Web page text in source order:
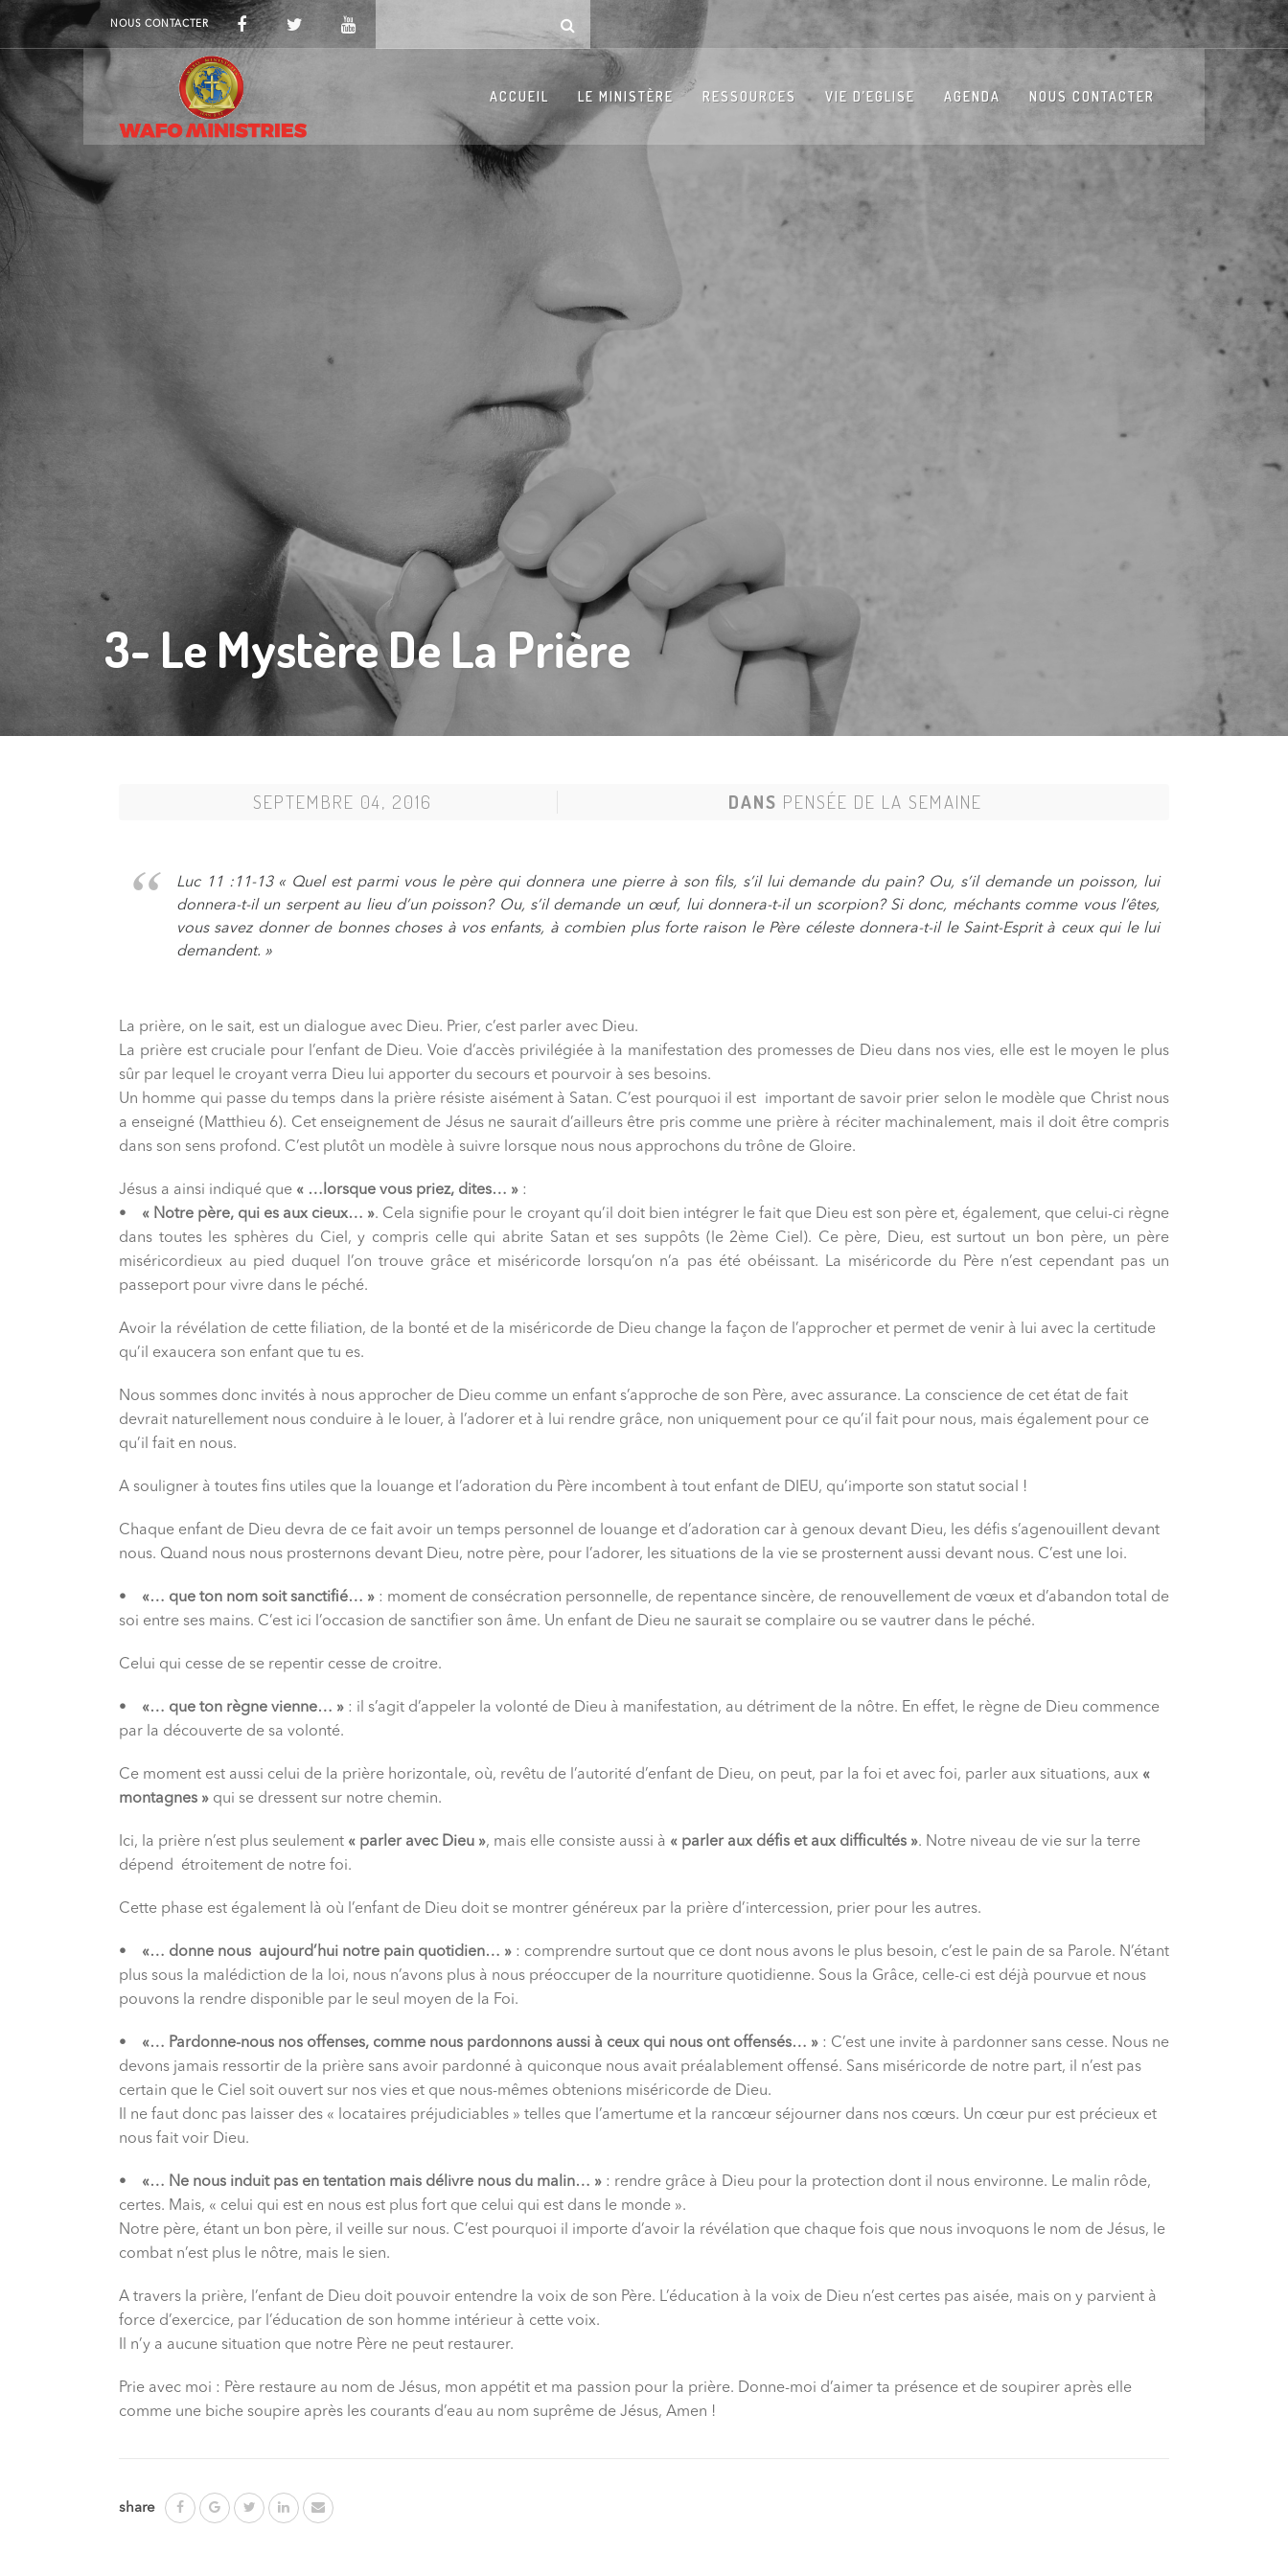
NOUS CONTACTER
ACCUEIL LE MINISTÈRE RESSOURCES VIE D’EGLISE AGENDA NOUS CONTACTER
3- Le Mystère De La Prière
SEPTEMBRE 04, 2016 DANS PENSÉE DE LA SEMAINE
Luc 11 :11-13 « Quel est parmi vous le père qui donnera une pierre à son fils, s’il lui demande du pain? Ou, s’il demande un poisson, lui
donnera-t-il un serpent au lieu d’un poisson? Ou, s’il demande un œuf, lui donnera-t-il un scorpion? Si donc, méchants comme vous l’êtes,
vous savez donner de bonnes choses à vos enfants, à combien plus forte raison le Père céleste donnera-t-il le Saint-Esprit à ceux qui le lui
demandent. »
La prière, on le sait, est un dialogue avec Dieu. Prier, c’est parler avec Dieu.
La prière est cruciale pour l’enfant de Dieu. Voie d’accès privilégiée à la manifestation des promesses de Dieu dans nos vies, elle est le moyen le plus
sûr par lequel le croyant verra Dieu lui apporter du secours et pourvoir à ses besoins.
Un homme qui passe du temps dans la prière résiste aisément à Satan. C’est pourquoi il est important de savoir prier selon le modèle que Christ nous
a enseigné (Matthieu 6). Cet enseignement de Jésus ne saurait d’ailleurs être pris comme une prière à réciter machinalement, mais il doit être compris
dans son sens profond. C’est plutôt un modèle à suivre lorsque nous nous approchons du trône de Gloire.
Jésus a ainsi indiqué que « …lorsque vous priez, dites… » :
• « Notre père, qui es aux cieux… ». Cela signifie pour le croyant qu’il doit bien intégrer le fait que Dieu est son père et, également, que celui-ci règne
dans toutes les sphères du Ciel, y compris celle qui abrite Satan et ses suppôts (le 2ème Ciel). Ce père, Dieu, est surtout un bon père, un père
miséricordieux au pied duquel l’on trouve grâce et miséricorde lorsqu’on n’a pas été obéissant. La miséricorde du Père n’est cependant pas un
passeport pour vivre dans le péché.
Avoir la révélation de cette filiation, de la bonté et de la miséricorde de Dieu change la façon de l’approcher et permet de venir à lui avec la certitude
qu’il exaucera son enfant que tu es.
Nous sommes donc invités à nous approcher de Dieu comme un enfant s’approche de son Père, avec assurance. La conscience de cet état de fait
devrait naturellement nous conduire à le louer, à l’adorer et à lui rendre grâce, non uniquement pour ce qu’il fait pour nous, mais également pour ce
qu’il fait en nous.
A souligner à toutes fins utiles que la louange et l’adoration du Père incombent à tout enfant de DIEU, qu’importe son statut social !
Chaque enfant de Dieu devra de ce fait avoir un temps personnel de louange et d’adoration car à genoux devant Dieu, les défis s’agenouillent devant
nous. Quand nous nous prosternons devant Dieu, notre père, pour l’adorer, les situations de la vie se prosternent aussi devant nous. C’est une loi.
• «… que ton nom soit sanctifié… » : moment de consécration personnelle, de repentance sincère, de renouvellement de vœux et d’abandon total de
soi entre ses mains. C’est ici l’occasion de sanctifier son âme. Un enfant de Dieu ne saurait se complaire ou se vautrer dans le péché.
Celui qui cesse de se repentir cesse de croitre.
• «… que ton règne vienne… » : il s’agit d’appeler la volonté de Dieu à manifestation, au détriment de la nôtre. En effet, le règne de Dieu commence
par la découverte de sa volonté.
Ce moment est aussi celui de la prière horizontale, où, revêtu de l’autorité d’enfant de Dieu, on peut, par la foi et avec foi, parler aux situations, aux «
montagnes » qui se dressent sur notre chemin.
Ici, la prière n’est plus seulement « parler avec Dieu », mais elle consiste aussi à « parler aux défis et aux difficultés ». Notre niveau de vie sur la terre
dépend étroitement de notre foi.
Cette phase est également là où l’enfant de Dieu doit se montrer généreux par la prière d’intercession, prier pour les autres.
• «… donne nous aujourd’hui notre pain quotidien… » : comprendre surtout que ce dont nous avons le plus besoin, c’est le pain de sa Parole. N’étant
plus sous la malédiction de la loi, nous n’avons plus à nous préoccuper de la nourriture quotidienne. Sous la Grâce, celle-ci est déjà pourvue et nous
pouvons la rendre disponible par le seul moyen de la Foi.
• «… Pardonne-nous nos offenses, comme nous pardonnons aussi à ceux qui nous ont offensés… » : C’est une invite à pardonner sans cesse. Nous ne
devons jamais ressortir de la prière sans avoir pardonné à quiconque nous avait préalablement offensé. Sans miséricorde de notre part, il n’est pas
certain que le Ciel soit ouvert sur nos vies et que nous-mêmes obtenions miséricorde de Dieu.
Il ne faut donc pas laisser des « locataires préjudiciables » telles que l’amertume et la rancœur séjourner dans nos cœurs. Un cœur pur est précieux et
nous fait voir Dieu.
• «… Ne nous induit pas en tentation mais délivre nous du malin… » : rendre grâce à Dieu pour la protection dont il nous environne. Le malin rôde,
certes. Mais, « celui qui est en nous est plus fort que celui qui est dans le monde ».
Notre père, étant un bon père, il veille sur nous. C’est pourquoi il importe d’avoir la révélation que chaque fois que nous invoquons le nom de Jésus, le
combat n’est plus le nôtre, mais le sien.
A travers la prière, l’enfant de Dieu doit pouvoir entendre la voix de son Père. L’éducation à la voix de Dieu n’est certes pas aisée, mais on y parvient à
force d’exercice, par l’éducation de son homme intérieur à cette voix.
Il n’y a aucune situation que notre Père ne peut restaurer.
Prie avec moi : Père restaure au nom de Jésus, mon appétit et ma passion pour la prière. Donne-moi d’aimer ta présence et de soupirer après elle
comme une biche soupire après les courants d’eau au nom suprême de Jésus, Amen !
share